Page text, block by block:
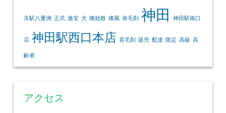
京駅八重洲 正式 激安 犬 痛効散 痛風 発毛剤 神田 神田駅南口
店 神田駅西口本店 育毛剤 販売 配達 限定 高級 高
齢者
アクセス